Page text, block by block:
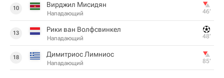
10 Вирджил Мисидян
Нападающий 46‎’‎
13 Рики ван Волфсвинкел
Нападающий 48‎’‎
18 Димитриос Лимниос
Нападающий 85‎’‎